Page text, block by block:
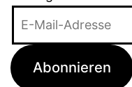
Adresse
Abonnieren